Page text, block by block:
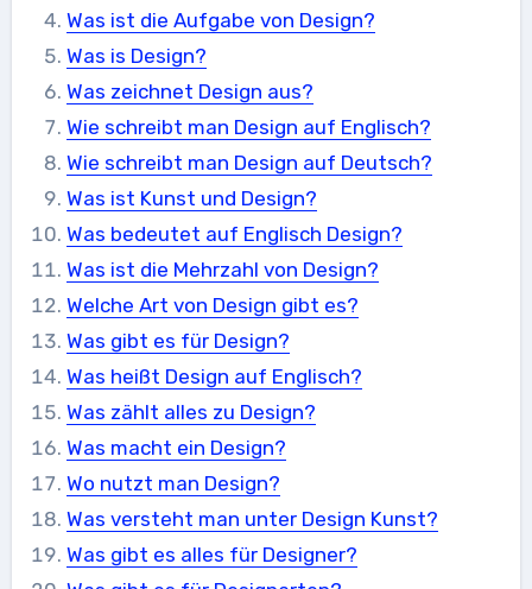
Was ist die Aufgabe von Design?
Was is Design?
Was zeichnet Design aus?
Wie schreibt man Design auf Englisch?
Wie schreibt man Design auf Deutsch?
Was ist Kunst und Design?
Was bedeutet auf Englisch Design?
Was ist die Mehrzahl von Design?
Welche Art von Design gibt es?
Was gibt es für Design?
Was heißt Design auf Englisch?
Was zählt alles zu Design?
Was macht ein Design?
Wo nutzt man Design?
Was versteht man unter Design Kunst?
Was gibt es alles für Designer?